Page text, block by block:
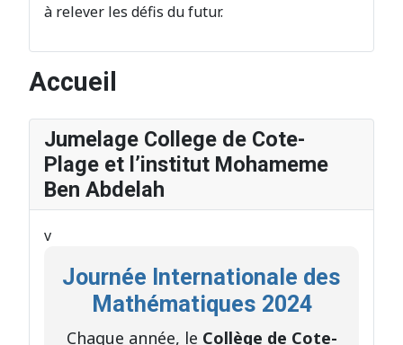
à relever les défis du futur.
Accueil
Jumelage College de Cote-
Plage et l’institut Mohameme
Ben Abdelah
v
Journée Internationale des
Mathématiques 2024
Chaque année, le Collège de Cote-